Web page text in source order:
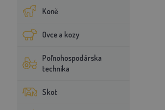
Koně
Ovce a kozy
Poľnohospodárska
technika
Skot